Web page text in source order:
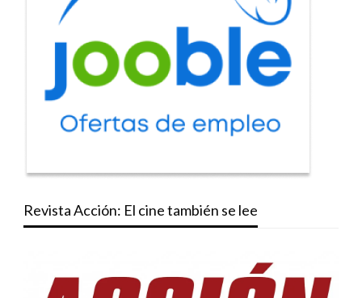
Revista Acción: El cine también se lee